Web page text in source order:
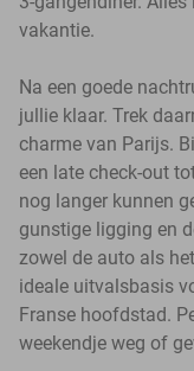
vakantie.
Na een goede
jullie klaar. Trek
charme van Parijs.
een late check-out
nog langer kunnen
gunstige ligging en
zowel de auto als
ideale uitvalsbasis
Franse hoofdstad.
weekendje weg of